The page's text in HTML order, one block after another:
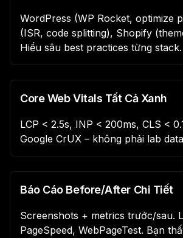
WordPress (WP Rocket, optimize
(ISR, code splitting), Shopify
Hiểu sâu best practices từng stack.
Core Web Vitals Tất Cả Xanh
LCP < 2.5s, INP < 200ms, CLS <
Google CrUX – không phải lab
Báo Cáo Before/After Chi Tiết
Screenshots + metrics trước/sau.
PageSpeed, WebPageTest. Bạn